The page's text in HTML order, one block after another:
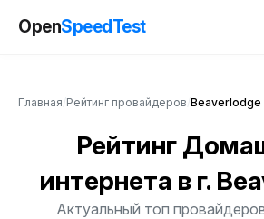
OpenSpeedTest
Главная Рейтинг провайдеров Beaverlodge
Рейтинг
интернета в г.
Актуальный топ